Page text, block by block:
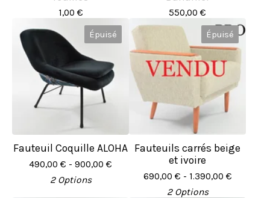
1,00 € 550,00 €
Épuisé
Fauteuil Coquille ALOHA
490,00 € - 900,00 €
2 Options
Épuisé
Fauteuils carrés beige
et ivoire
690,00 € - 1.390,00 €
2 Options